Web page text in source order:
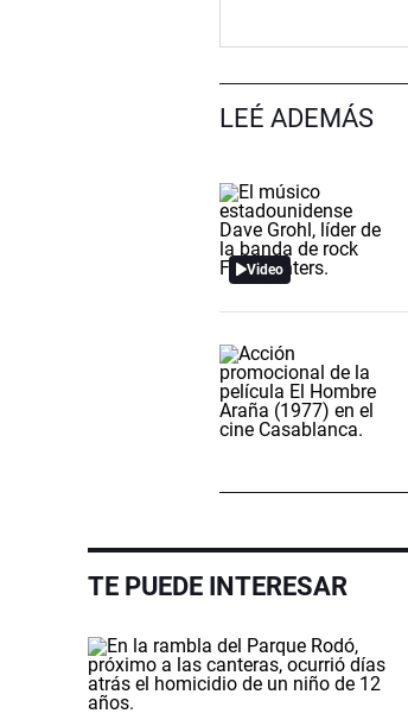
LEÉ ADEMÁS
Video
TE PUEDE INTERESAR